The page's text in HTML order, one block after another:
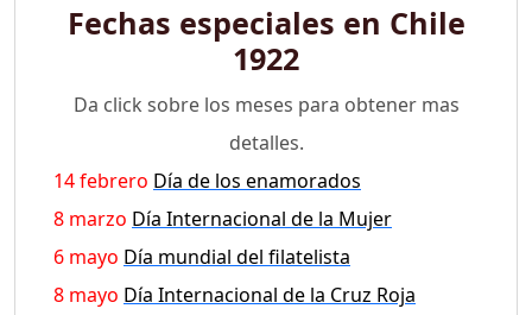
Fechas especiales en Chile
1922
Da click sobre los meses para obtener mas
detalles.
14 febrero Día de los enamorados
8 marzo Día Internacional de la Mujer
6 mayo Día mundial del filatelista
8 mayo Día Internacional de la Cruz Roja